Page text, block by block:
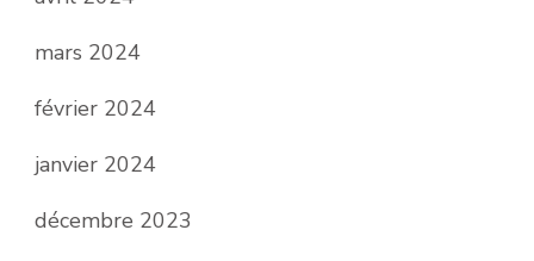
mars 2024
février 2024
janvier 2024
décembre 2023